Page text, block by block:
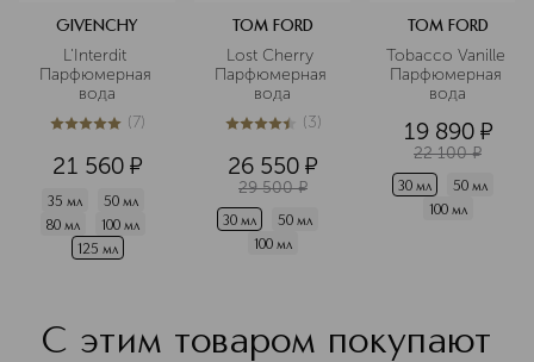
GIVENCHY
L'Interdit
Парфюмерная
вода
5из 57 (7)
21 560 ¤
35 мл
50 мл
80 мл
100 мл
125 мл
TOM FORD
Lost Cherry
Парфюмерная
вода
4.4из53 (3)
26 550 ¤
29 500 ¤
30 мл
50 мл
100 мл
TOM FORD
Tobacco Vanille
Парфюмерная
вода
19 890 ¤
22 100 ¤
30 мл
50 мл
100 мл
С этим товаром покупают